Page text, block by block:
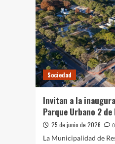
con
celular
Sociedad
Invitan a la
Parque Urbano 2 de
25 de junio de 2026
0
La Municipalidad de